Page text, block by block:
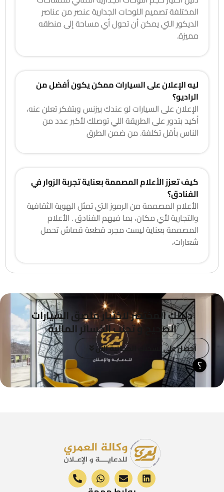
المختلفة تصميم اللوحات الجدارية عنصر من عناصر
الديكور التي يمكن أن تحول أي مساحة إلى منطقه
مميزة.
ليه الإعلان على السيارات ممكن يكون أفضل من
الراديو؟
الإعلان على السيارات لو عندك بيزنس وبتفكر تعلن عنه،
أكيد بتدور على الطريقة اللي توصلك لأكبر عدد من
الناس بأقل تكلفة. من ضمن الطرق
كيف تعزز الأعلام المصممة بعناية تجربة الزوار في
الفنادق؟
الأعلام المصممة من الرموز التي تمثل الهوية الثقافية
والتجارية لأي مكان، بما فيهم الفنادق . الأعلام
المصممة بعناية ليست مجرد قطعة قماش تحمل
شعارات،
دليلك المختصر لاختيار ملصق السيارات
الصحيح و تجنب الخسائر المالية
أحصل على نسختك المجانية الآن
؟